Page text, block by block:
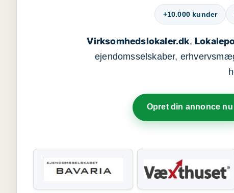
+10.000 kunder
Virksomhedslokaler.dk,
ejendomsselskaber,
Opret din annonce nu